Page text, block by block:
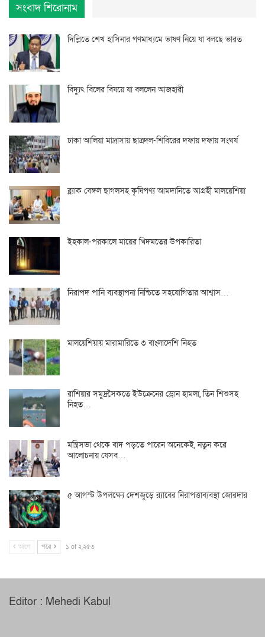
সংবাদ শিরোনাম
দিল্লিতে শেখ হাসিনার গণমাধ্যমে ভাষণ নিয়ে যা বলছে ভারত
বিদ্যুৎ বিলের বিষয়ে যা বললেন আজহারী
ঢাকা আলিয়া মাদ্রাসায় ছাত্রদল-শিবিরের দফায় দফায় সংঘর্ষ
ব্ল্যাক বেঙ্গল ছাগলসহ কৃষিপণ্য আমদানিতে আগ্রহী মালয়েশিয়া
ইহকাল-পরকালে মায়ের খিদমতের উপকারিতা
নিরাপদ পানি ব্যবস্থাপনা নিশ্চিতে সহযোগিতার আশ্বাস…
মালয়েশিয়ায় মারামারিতে ৩ বাংলাদেশি নিহত
রাশিয়ার সমুদ্রসৈকতে ইউক্রেনের ড্রোন হামলা, তিন শিশুসহ
নিহত…
মন্ত্রিসভা থেকে বাদ পড়তে পারেন অনেকেই, নতুন করে
আলোচনায় যেসব…
৫ আগস্ট উপলক্ষ্যে দেশজুড়ে র‌্যাবের নিরাপত্তাব্যবস্থা জোরদার
আগে পরে ১ of ২,২৫৩
Editor : Mehedi Kabul